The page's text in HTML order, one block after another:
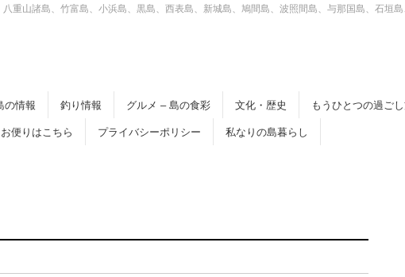
重山諸島、竹富島、小浜島、黒島、西表島、新城島、鳩間島、波照間島、与那国島、石垣
の情報 釣り情報 グルメ – 島の食彩 文化・歴史 もうひとつの過ご
お便りはこちら プライバシーポリシー 私なりの島暮らし